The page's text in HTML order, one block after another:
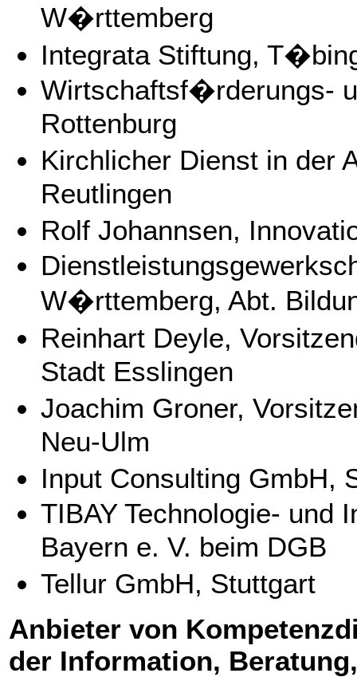
W�rttemberg
Integrata Stiftung,
Wirtschaftsf�rderungs-
Rottenburg
Kirchlicher Dienst in der
Reutlingen
Rolf Johannsen,
W�rttemberg, Abt.
Reinhart Deyle,
Stadt Esslingen
Joachim Groner,
Neu-Ulm
Input Consulting GmbH,
TIBAY Technologie- und
Bayern e. V. beim DGB
Tellur GmbH, Stuttgart
Anbieter von
der Information,